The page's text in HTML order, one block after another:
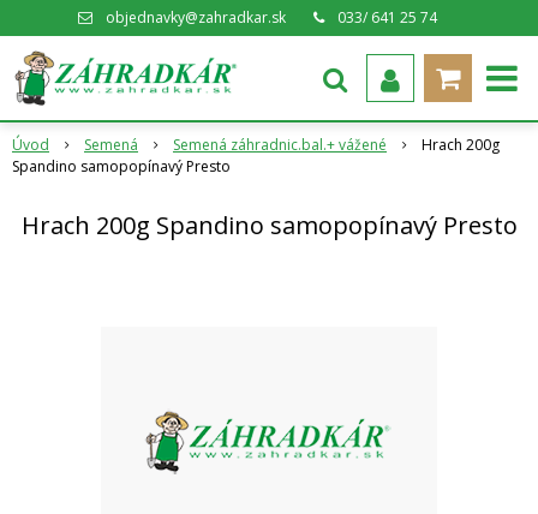
objednavky@zahradkar.sk 033/ 641 25 74
Úvod Semená Semená záhradnic.bal.+ vážené
Hrach 200g
Spandino samopopínavý Presto
Hrach 200g Spandino samopopínavý Presto